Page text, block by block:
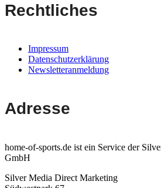
Rechtliches
Impressum
Datenschutzerklärung
Newsletteranmeldung
Adresse
home-of-sports.de ist ein Service der
GmbH
Silver Media Direct Marketing